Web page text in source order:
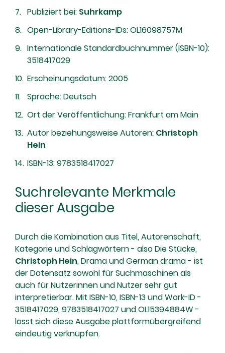
Publiziert bei: Suhrkamp
Open-Library-Editions-IDs: OL16098757M
Internationale Standardbuchnummer (ISBN-10):
3518417029
Erscheinungsdatum: 2005
Sprache: Deutsch
Ort der Veröffentlichung: Frankfurt am Main
Autor beziehungsweise Autoren: Christoph
Hein
ISBN-13: 9783518417027
Suchrelevante Merkmale
dieser Ausgabe
Durch die Kombination aus Titel, Autorenschaft,
Kategorie und Schlagwörtern - also Die Stücke,
Christoph Hein, Drama und German drama - ist
der Datensatz sowohl für Suchmaschinen als
auch für Nutzerinnen und Nutzer sehr gut
interpretierbar. Mit ISBN-10, ISBN-13 und Work-ID -
3518417029, 9783518417027 und OL15394884W -
lässt sich diese Ausgabe plattformübergreifend
eindeutig verknüpfen.